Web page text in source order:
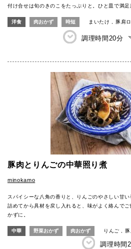
付け合せは旬のきのこをたっぷりと。ひと皿で満足
洋食 肉おかず 時短 まいたけ 豚肩
調理時間 20分
豚肉とりんごの中華照り煮
minokamo
スパイシーな八角の香りと、りんごのやさしい甘
詰めてから具材を戻し入れると、味がよく絡んで
かずに。
中華 野菜おかず 肉おかず りんご
調理時間